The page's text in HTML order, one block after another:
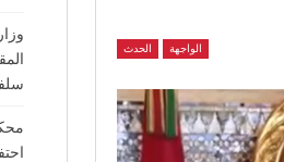
الواجهة الحدث